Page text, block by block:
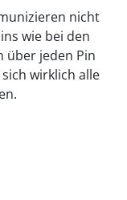
nicht
wie bei den
über jeden Pin
wirklich alle